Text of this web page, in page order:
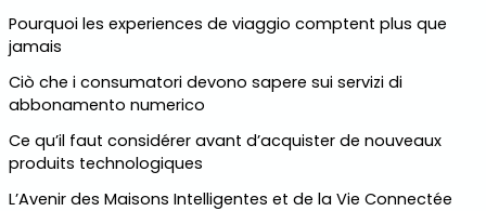
Pourquoi les experiences de viaggio comptent plus que
jamais
Ciò che i consumatori devono sapere sui servizi di
abbonamento numerico
Ce qu’il faut considérer avant d’acquister de nouveaux
produits technologiques
L’Avenir des Maisons Intelligentes et de la Vie Connectée